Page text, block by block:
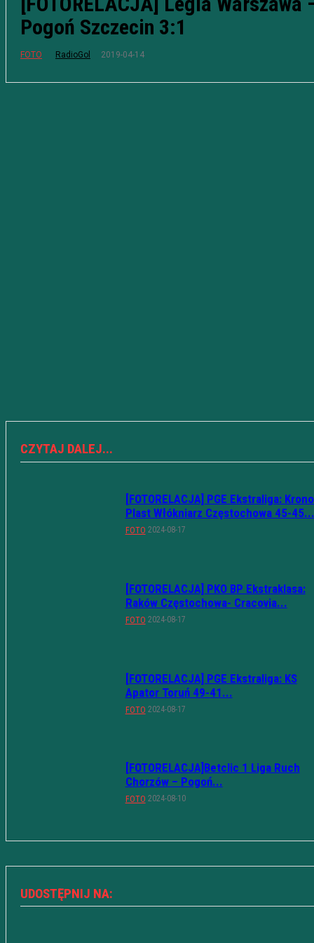
Pogoń Szczecin 3:1
FOTO RadioGol 2019-04-14
CZYTAJ DALEJ...
[FOTORELACJA] PGE Ekstraliga:
Plast Włókniarz Częstochowa 45-45...
FOTO 2024-08-17
[FOTORELACJA] PKO BP Ekstraklasa:
Raków Częstochowa- Cracovia...
FOTO 2024-08-17
[FOTORELACJA] PGE Ekstraliga: KS
Apator Toruń 49-41...
FOTO 2024-08-17
[FOTORELACJA]Betclic 1 Liga Ruch
Chorzów – Pogoń...
FOTO 2024-08-10
UDOSTĘPNIJ NA: